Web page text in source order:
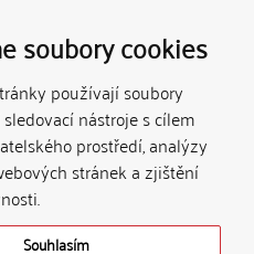
soubory cookies
používají soubory
nástroje s cílem
prostředí, analýzy
stránek a zjištění
Souhlasím
not